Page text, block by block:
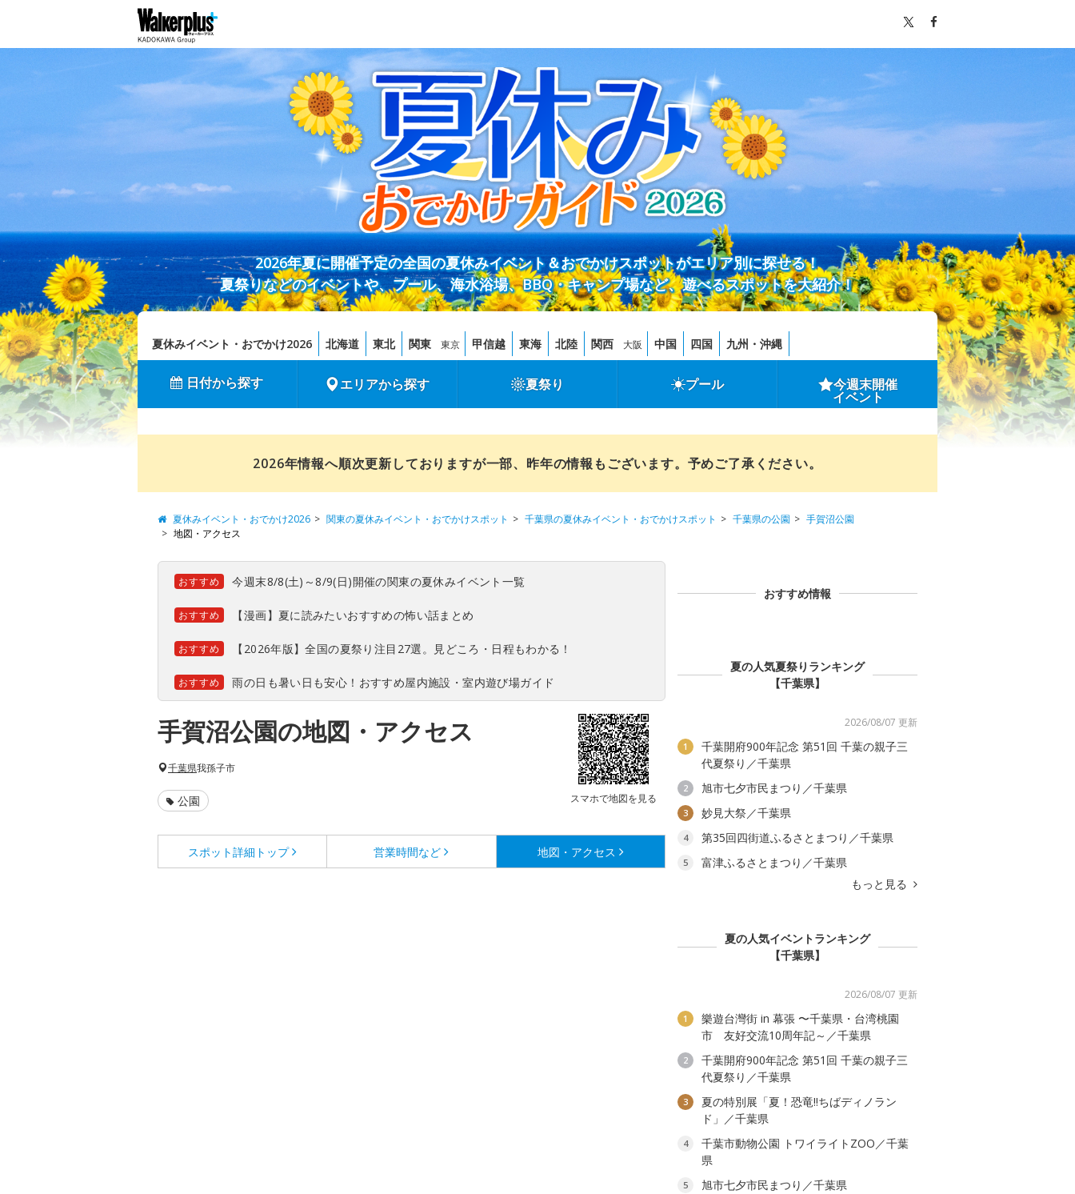
2026年夏に開催予定の全国の夏休みイベント＆おでかけスポットがエリア別に探せる！
夏祭りなどのイベントや、プール、海水浴場、BBQ・キャンプ場など、遊べるスポットを大紹介！
夏休みイベント・おでかけ2026 北海道 東北 関東 東京 甲信越 東海 北陸 関西 大阪 中国 四国 九州・沖縄
日付から探す エリアから探す 夏祭り プール 今週末開催
イベント
2026年情報へ順次更新しておりますが一部、昨年の情報もございます。予めご了承ください。
夏休みイベント・おでかけ2026 関東の夏休みイベント・おでかけスポット 千葉県の夏休みイベント・おでかけスポット 千葉県の公園
手賀沼公園
地図・アクセス
おすすめ 今週末8/8(土)～8/9(日)開催の関東の夏休みイベント一覧
おすすめ 【漫画】夏に読みたいおすすめの怖い話まとめ
おすすめ 【2026年版】全国の夏祭り注目27選。見どころ・日程もわかる！
おすすめ 雨の日も暑い日も安心！おすすめ屋内施設・室内遊び場ガイド
手賀沼公園の地図・アクセス
スマホで地図を見る
千葉県我孫子市
公園
スポット詳細 トップ 営業時間など 地図・アクセス
おすすめ情報
夏の人気夏祭りランキング
【千葉県】
2026/08/07 更新
1
千葉開府900年記念 第51回 千葉の親子三
代夏祭り／千葉県
2 旭市七夕市民まつり／千葉県
3 妙見大祭／千葉県
4 第35回四街道ふるさとまつり／千葉県
5
富津ふるさとまつり／千葉県
もっと見る
夏の人気イベントランキング
【千葉県】
2026/08/07 更新
1
樂遊台灣街 in 幕張 〜千葉県・台湾桃園
市 友好交流10周年記～／千葉県
2
千葉開府900年記念 第51回 千葉の親子三
代夏祭り／千葉県
3
夏の特別展「夏！恐竜!!ちばディノラン
ド」／千葉県
4
千葉市動物公園 トワイライトZOO／千葉
県
5
旭市七夕市民まつり／千葉県